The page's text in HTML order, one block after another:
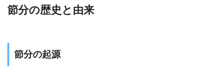
節分の歴史と由来
節分の起源